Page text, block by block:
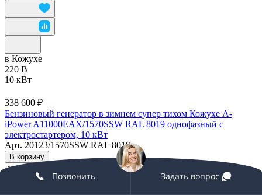
в Кожухе
220 В
10 кВт
338 600 ₽
Бензиновый генератор в зимнем супер тихом Кожухе A-
iPower A11000EAX/1570SSW RAL 8019 однофазный с
электростартером, 10 кВт
Арт. 20123/1570SSW RAL 8019
В корзину
Максимальная мощность, кВт
Позвонить Задать вопрос